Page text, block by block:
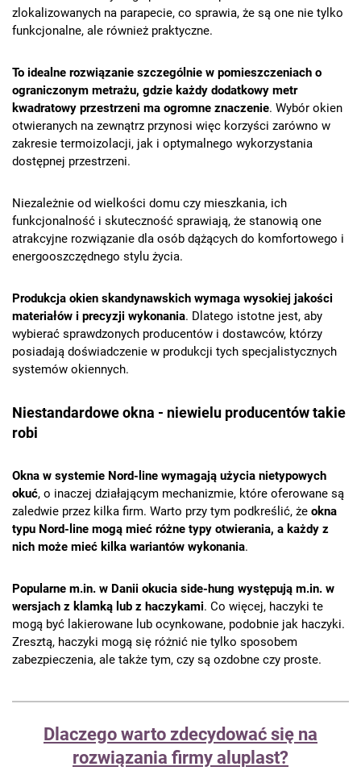
zlokalizowanych na parapecie, co sprawia, że są one nie tylko
funkcjonalne, ale również praktyczne.
To idealne rozwiązanie szczególnie w pomieszczeniach o
ograniczonym metrażu, gdzie każdy dodatkowy metr
kwadratowy przestrzeni ma ogromne znaczenie. Wybór okien
otwieranych na zewnątrz przynosi więc korzyści zarówno w
zakresie termoizolacji, jak i optymalnego wykorzystania
dostępnej przestrzeni.
Niezależnie od wielkości domu czy mieszkania, ich
funkcjonalność i skuteczność sprawiają, że stanowią one
atrakcyjne rozwiązanie dla osób dążących do komfortowego i
energooszczędnego stylu życia.
Produkcja okien skandynawskich wymaga wysokiej jakości
materiałów i precyzji wykonania. Dlatego istotne jest, aby
wybierać sprawdzonych producentów i dostawców, którzy
posiadają doświadczenie w produkcji tych specjalistycznych
systemów okiennych.
Niestandardowe okna - niewielu producentów takie
robi
Okna w systemie Nord-line wymagają użycia nietypowych
okuć, o inaczej działającym mechanizmie, które oferowane są
zaledwie przez kilka firm. Warto przy tym podkreślić, że okna
typu Nord-line mogą mieć różne typy otwierania, a każdy z
nich może mieć kilka wariantów wykonania.
Popularne m.in. w Danii okucia side-hung występują m.in. w
wersjach z klamką lub z haczykami. Co więcej, haczyki te
mogą być lakierowane lub ocynkowane, podobnie jak haczyki.
Zresztą, haczyki mogą się różnić nie tylko sposobem
zabezpieczenia, ale także tym, czy są ozdobne czy proste.
Dlaczego warto zdecydować się na
rozwiązania firmy aluplast?